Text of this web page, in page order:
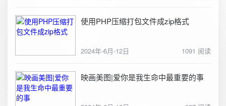
使用PHP压缩打包文件成zip格式
2024年-6月-12日 1091 阅读
映画美图|爱你是我生命中最重要的事